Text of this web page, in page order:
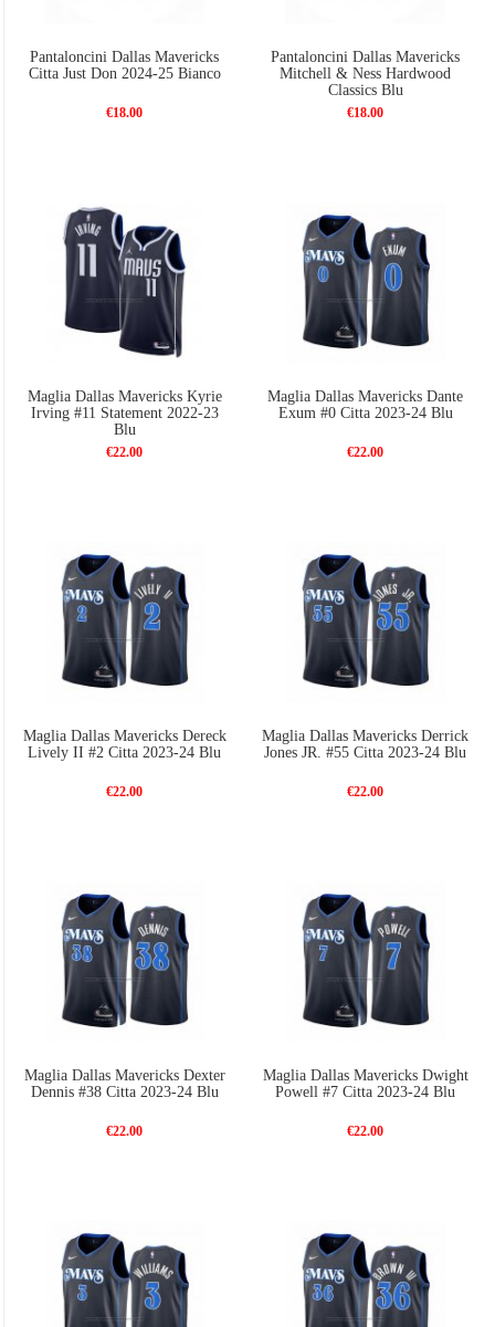
Pantaloncini Dallas Mavericks
Citta Just Don 2024-25 Bianco
€18.00
Pantaloncini Dallas Mavericks
Mitchell & Ness Hardwood
Classics Blu
€18.00
Maglia Dallas Mavericks Kyrie
Irving #11 Statement 2022-23
Blu
€22.00
Maglia Dallas Mavericks Dante
Exum #0 Citta 2023-24 Blu
€22.00
Maglia Dallas Mavericks Dereck
Lively II #2 Citta 2023-24 Blu
€22.00
Maglia Dallas Mavericks Derrick
Jones JR. #55 Citta 2023-24 Blu
€22.00
Maglia Dallas Mavericks Dexter
Dennis #38 Citta 2023-24 Blu
€22.00
Maglia Dallas Mavericks Dwight
Powell #7 Citta 2023-24 Blu
€22.00